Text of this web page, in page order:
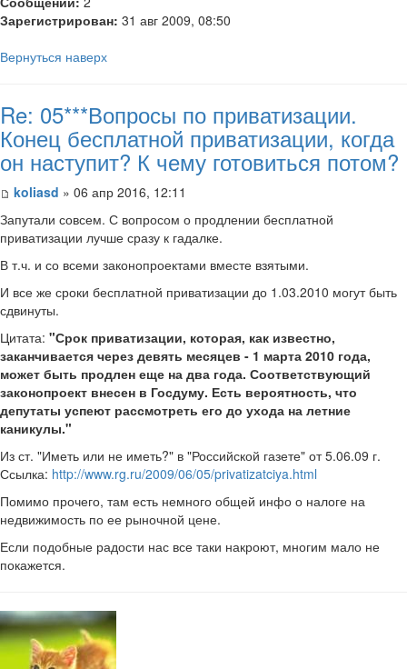
Зарегистрирован: 31 авг 2009, 08:50
Вернуться наверх
Re: 05***Вопросы по приватизации.
Конец бесплатной приватизации, когда
он наступит? К чему готовиться потом?
koliasd » 06 апр 2016, 12:11
Запутали совсем. С вопросом о продлении бесплатной
приватизации лучше сразу к гадалке.
В т.ч. и со всеми законопроектами вместе взятыми.
И все же сроки бесплатной приватизации до 1.03.2010 могут быть
сдвинуты.
Цитата: "Срок приватизации, которая, как известно,
заканчивается через девять месяцев - 1 марта 2010 года,
может быть продлен еще на два года. Соответствующий
законопроект внесен в Госдуму. Есть вероятность, что
депутаты успеют рассмотреть его до ухода на летние
каникулы."
Из ст. "Иметь или не иметь?" в "Российской газете" от 5.06.09 г.
Ссылка: http://www.rg.ru/2009/06/05/privatizatciya.html
Помимо прочего, там есть немного общей инфо о налоге на
недвижимость по ее рыночной цене.
Если подобные радости нас все таки накроют, многим мало не
покажется.